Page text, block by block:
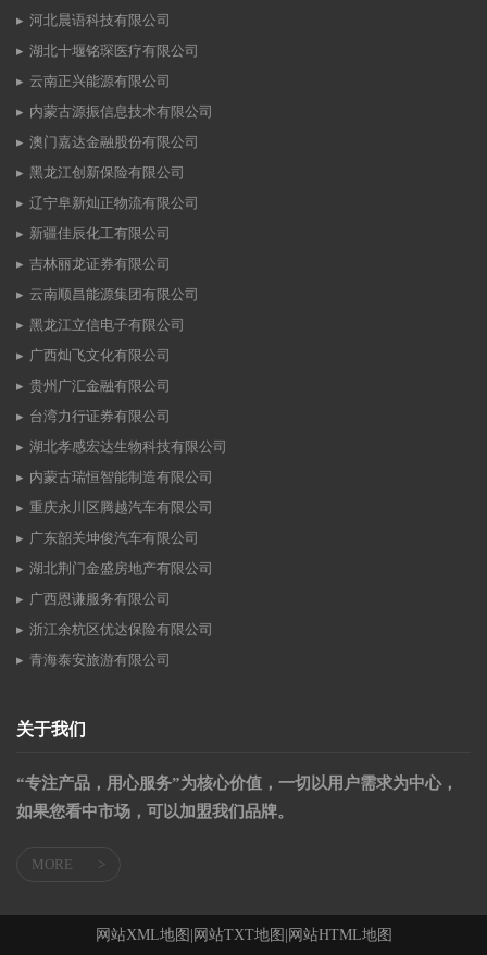
河北晨语科技有限公司
湖北十堰铭琛医疗有限公司
云南正兴能源有限公司
内蒙古源振信息技术有限公司
澳门嘉达金融股份有限公司
黑龙江创新保险有限公司
辽宁阜新灿正物流有限公司
新疆佳辰化工有限公司
吉林丽龙证券有限公司
云南顺昌能源集团有限公司
黑龙江立信电子有限公司
广西灿飞文化有限公司
贵州广汇金融有限公司
台湾力行证券有限公司
湖北孝感宏达生物科技有限公司
内蒙古瑞恒智能制造有限公司
重庆永川区腾越汽车有限公司
广东韶关坤俊汽车有限公司
湖北荆门金盛房地产有限公司
广西恩谦服务有限公司
浙江余杭区优达保险有限公司
青海泰安旅游有限公司
关于我们
“专注产品，用心服务”为核心价值，一切以用户需求为中心，
如果您看中市场，可以加盟我们品牌。
MORE >
网站XML地图 网站TXT地图 网站HTML地图